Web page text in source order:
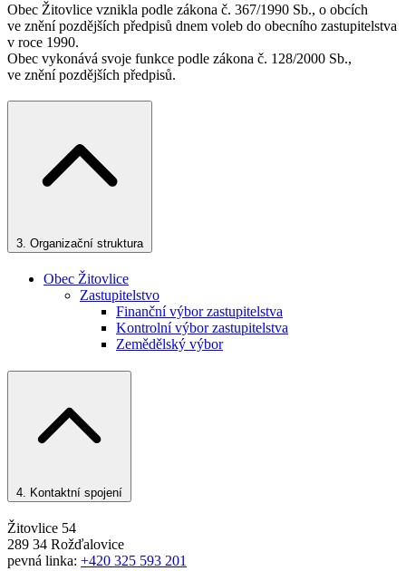
Obec Žitovlice vznikla podle zákona č. 367/1990 Sb., o obcích
ve znění pozdějších předpisů dnem voleb do obecního zastupitelstva
v roce 1990.
Obec vykonává svoje funkce podle zákona č. 128/2000 Sb.,
ve znění pozdějších předpisů.
3. Organizační struktura
Obec Žitovlice
Zastupitelstvo
Finanční výbor zastupitelstva
Kontrolní výbor zastupitelstva
Zemědělský výbor
4. Kontaktní spojení
Žitovlice 54
289 34 Rožďalovice
pevná linka: +420 325 593 201